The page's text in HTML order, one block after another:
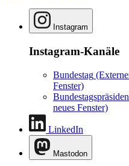
Instagram
Instagram-Kanäle
Bundestag
Fenster)
neues Fenster)
LinkedIn
Mastodon